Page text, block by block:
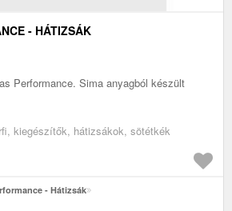
- HÁTIZSÁK
Performance. Sima anyagból készült
kiegészítők, hátizsákok, sötétkék
- Hátizsák